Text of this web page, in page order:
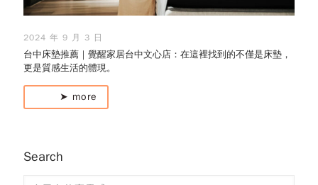
2024 年 9 月 3 日
台中床墊推薦｜覺醒家居台中文心店：在這裡找到的不僅是床墊，
更是質感生活的體現。
➤ more
Search